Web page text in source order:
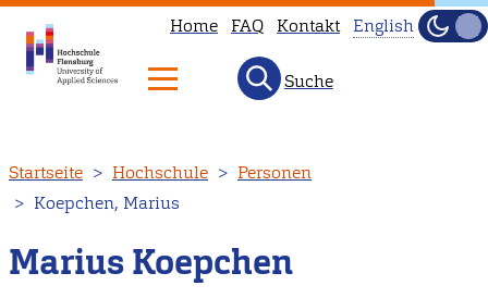
zum
Inhalt
Home FAQ Kontakt English
Hell
Suche
Startseite Hochschule
Personen
Koepchen, Marius
Marius Koepchen